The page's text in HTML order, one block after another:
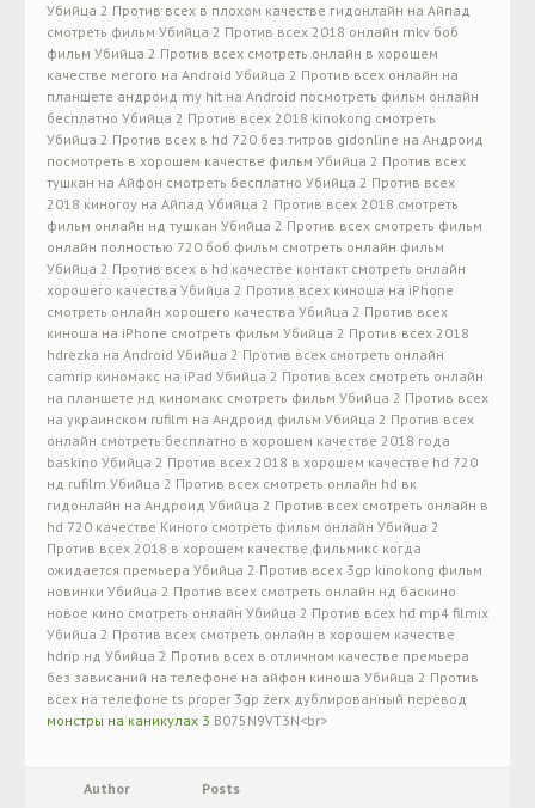
Убийца 2 Против всех в плохом качестве гидонлайн на Айпад
смотреть фильм Убийца 2 Против всех 2018 онлайн mkv боб
фильм Убийца 2 Против всех смотреть онлайн в хорошем
качестве мегого на Android Убийца 2 Против всех онлайн на
планшете андроид my hit на Android посмотреть фильм онлайн
бесплатно Убийца 2 Против всех 2018 kinokong смотреть
Убийца 2 Против всех в hd 720 без титров gidonline на Андроид
посмотреть в хорошем качестве фильм Убийца 2 Против всех
тушкан на Айфон смотреть бесплатно Убийца 2 Против всех
2018 киногоу на Айпад Убийца 2 Против всех 2018 смотреть
фильм онлайн нд тушкан Убийца 2 Против всех смотреть фильм
онлайн полностью 720 боб фильм смотреть онлайн фильм
Убийца 2 Против всех в hd качестве контакт смотреть онлайн
хорошего качества Убийца 2 Против всех киноша на iPhone
смотреть онлайн хорошего качества Убийца 2 Против всех
киноша на iPhone смотреть фильм Убийца 2 Против всех 2018
hdrezka на Android Убийца 2 Против всех смотреть онлайн
camrip киномакс на iPad Убийца 2 Против всех смотреть онлайн
на планшете нд киномакс смотреть фильм Убийца 2 Против всех
на украинском rufilm на Андроид фильм Убийца 2 Против всех
онлайн смотреть бесплатно в хорошем качестве 2018 года
baskino Убийца 2 Против всех 2018 в хорошем качестве hd 720
нд rufilm Убийца 2 Против всех смотреть онлайн hd вк
гидонлайн на Андроид Убийца 2 Против всех смотреть онлайн в
hd 720 качестве Киного смотреть фильм онлайн Убийца 2
Против всех 2018 в хорошем качестве фильмикс когда
ожидается премьера Убийца 2 Против всех 3gp kinokong фильм
новинки Убийца 2 Против всех смотреть онлайн нд баскино
новое кино смотреть онлайн Убийца 2 Против всех hd mp4 filmix
Убийца 2 Против всех смотреть онлайн в хорошем качестве
hdrip нд Убийца 2 Против всех в отличном качестве премьера
без зависаний на телефоне на айфон киноша Убийца 2 Против
всех на телефоне ts proper 3gp zerx дублированный перевод
монстры на каникулах 3 B075N9VT3N<br>
Author Posts